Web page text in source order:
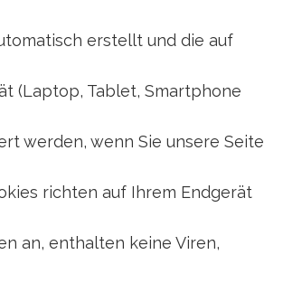
erstellt und die auf
(Laptop, Tablet, Smartphone
werden, wenn Sie unsere Seite
richten auf Ihrem Endgerät
an, enthalten keine Viren,